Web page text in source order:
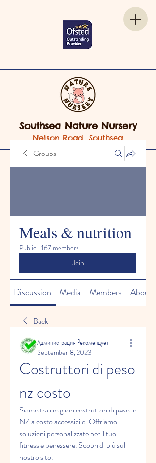
Southsea Nature Nursery
Nelson Road, Southsea
Groups
Meals & nutrition
Public · 167 members
Join
Discussion Media Members About
Back
Администрация Рекомендует
September 8, 2023
Costruttori di peso
nz costo
Siamo tra i migliori costruttori di peso in
NZ a costo accessibile. Offriamo
soluzioni personalizzate per il tuo
fitness e benessere. Scopri di più sul
nostro sito.